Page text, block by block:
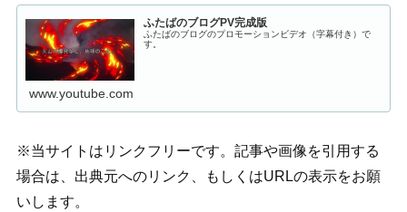
ふたばのブログPV完成版
ふたばのブログのプロモーションビデオ（字幕付き）で
す。
www.youtube.com
※当サイトはリンクフリーです。記事や画像を引用する
場合は、出典元へのリンク、もしくはURLの表示をお願
いします。